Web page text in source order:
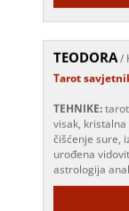
TEODORA/
Tarot
visak, kristalna
čišćenje sure,
urođena
astrologija